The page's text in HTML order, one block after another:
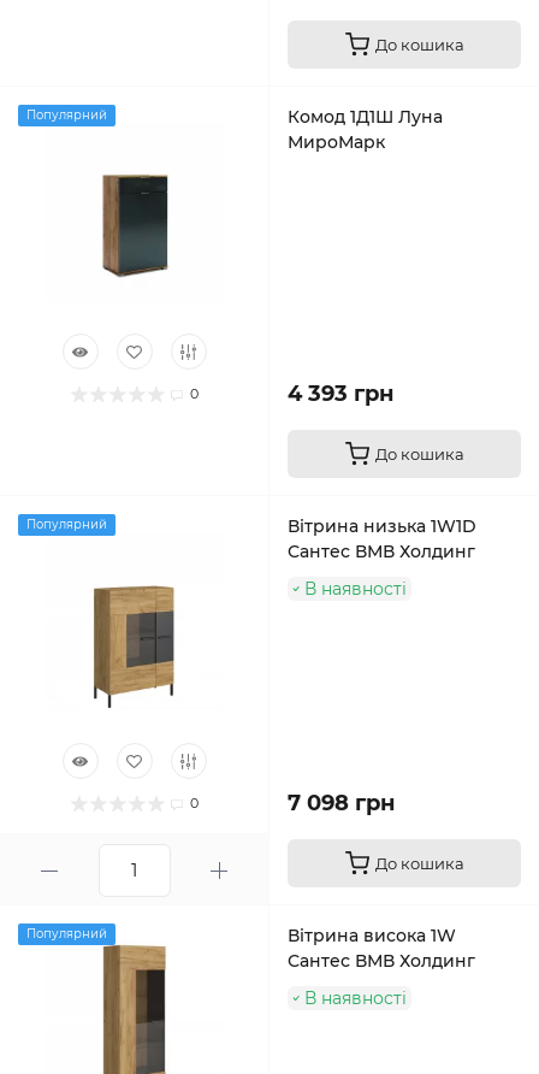
До кошика
Популярний
0
Комод 1Д1Ш Луна
МироМарк
4 393 грн
До кошика
Популярний
0
Вітрина низька 1W1D
Сантес ВМВ Холдинг
В наявності
7 098 грн
До кошика
Популярний
Вітрина висока 1W
Сантес ВМВ Холдинг
В наявності